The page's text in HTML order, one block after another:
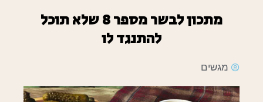
מתכון לבשר מספר 8 שלא תוכל
להתנגד לו
מגשים